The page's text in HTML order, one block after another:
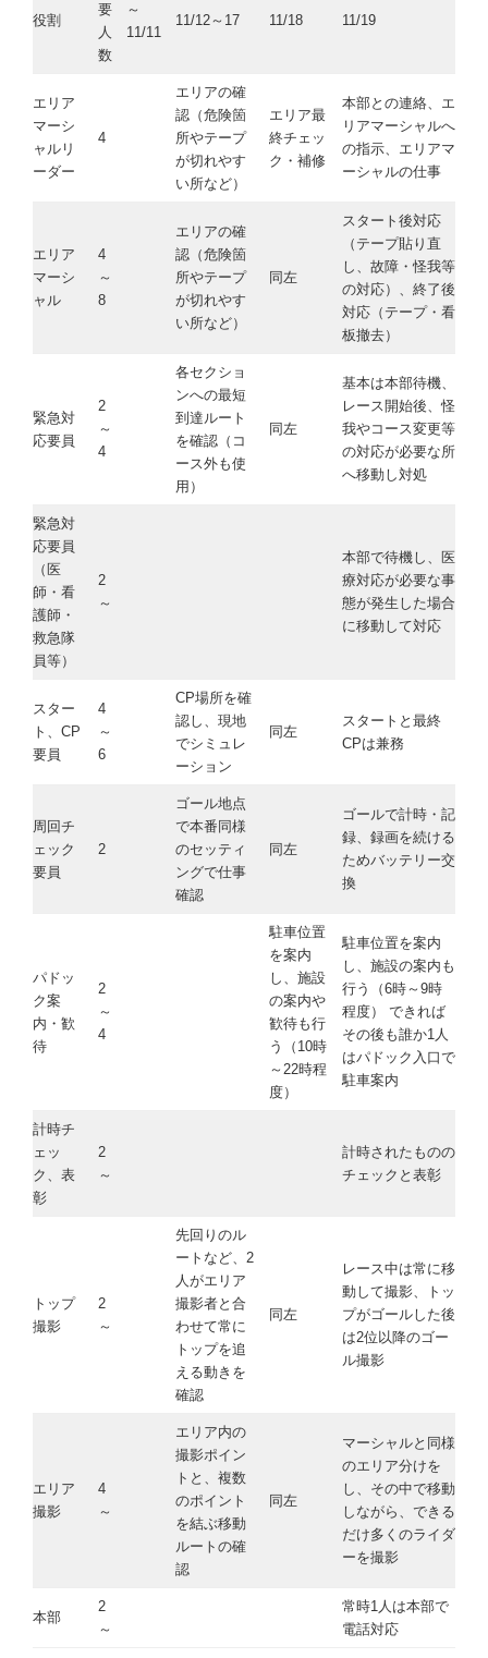
役割
要
人
数
～
11/11
11/12～17 11/18 11/19
エリア
マーシ
ャルリ
ーダー
4
エリアの確
認（危険箇
所やテープ
が切れやす
い所など）
エリア最
終チェッ
ク・補修
本部との連絡、エ
リアマーシャルへ
の指示、エリアマ
ーシャルの仕事
エリア
マーシ
ャル
4
～
8
エリアの確
認（危険箇
所やテープ
が切れやす
い所など）
同左
スタート後対応
（テープ貼り直
し、故障・怪我等
の対応）、終了後
対応（テープ・看
板撤去）
緊急対
応要員
2
～
4
各セクショ
ンへの最短
到達ルート
を確認（コ
ース外も使
用）
同左
基本は本部待機、
レース開始後、怪
我やコース変更等
の対応が必要な所
へ移動し対処
緊急対
応要員
（医
師・看
護師・
救急隊
員等）
2
～
本部で待機し、医
療対応が必要な事
態が発生した場合
に移動して対応
スター
ト、CP
要員
4
～
6
CP場所を確
認し、現地
でシミュレ
ーション
同左
スタートと最終
CPは兼務
周回チ
ェック
要員
2
ゴール地点
で本番同様
のセッティ
ングで仕事
確認
同左
ゴールで計時・記
録、録画を続ける
ためバッテリー交
換
パドッ
ク案
内・歓
待
2
～
4
駐車位置
を案内
し、施設
の案内や
歓待も行
う（10時
～22時程
度）
駐車位置を案内
し、施設の案内も
行う（6時～9時
程度） できれば
その後も誰か1人
はパドック入口で
駐車案内
計時チ
ェッ
ク、表
彰
2
～
計時されたものの
チェックと表彰
トップ
撮影
2
～
先回りのル
ートなど、2
人がエリア
撮影者と合
わせて常に
トップを追
える動きを
確認
同左
レース中は常に移
動して撮影、トッ
プがゴールした後
は2位以降のゴー
ル撮影
エリア
撮影
4
～
エリア内の
撮影ポイン
トと、複数
のポイント
を結ぶ移動
ルートの確
認
同左
マーシャルと同様
のエリア分けを
し、その中で移動
しながら、できる
だけ多くのライダ
ーを撮影
本部
2
～
常時1人は本部で
電話対応